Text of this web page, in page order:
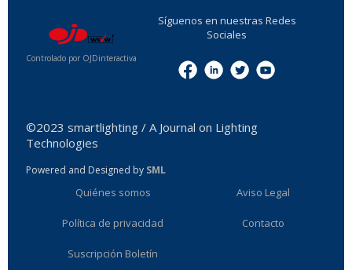
Controlado por OJDinteractiva
Síguenos en nuestras Redes
Sociales
©2023 smartlighting / A Journal on Lighting
Technologies
Powered and Designed by SML
Quiénes somos Aviso Legal
Política de privacidad Contacto
Suscripción Boletín